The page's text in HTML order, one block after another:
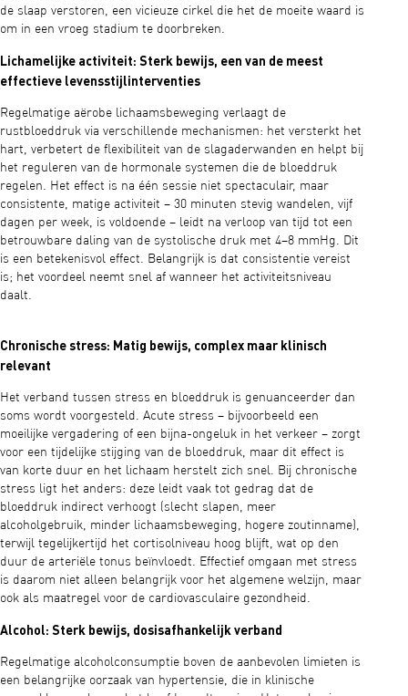
de slaap verstoren, een vicieuze cirkel die het de moeite waard is
om in een vroeg stadium te doorbreken.
Lichamelijke activiteit: Sterk bewijs, een van de meest
effectieve levensstijlinterventies
Regelmatige aërobe lichaamsbeweging verlaagt de
rustbloeddruk via verschillende mechanismen: het versterkt het
hart, verbetert de flexibiliteit van de slagaderwanden en helpt bij
het reguleren van de hormonale systemen die de bloeddruk
regelen. Het effect is na één sessie niet spectaculair, maar
consistente, matige activiteit – 30 minuten stevig wandelen, vijf
dagen per week, is voldoende – leidt na verloop van tijd tot een
betrouwbare daling van de systolische druk met 4–8 mmHg. Dit
is een betekenisvol effect. Belangrijk is dat consistentie vereist
is; het voordeel neemt snel af wanneer het activiteitsniveau
daalt.
Chronische stress: Matig bewijs, complex maar klinisch
relevant
Het verband tussen stress en bloeddruk is genuanceerder dan
soms wordt voorgesteld. Acute stress – bijvoorbeeld een
moeilijke vergadering of een bijna-ongeluk in het verkeer – zorgt
voor een tijdelijke stijging van de bloeddruk, maar dit effect is
van korte duur en het lichaam herstelt zich snel. Bij chronische
stress ligt het anders: deze leidt vaak tot gedrag dat de
bloeddruk indirect verhoogt (slecht slapen, meer
alcoholgebruik, minder lichaamsbeweging, hogere zoutinname),
terwijl tegelijkertijd het cortisolniveau hoog blijft, wat op den
duur de arteriële tonus beïnvloedt. Effectief omgaan met stress
is daarom niet alleen belangrijk voor het algemene welzijn, maar
ook als maatregel voor de cardiovasculaire gezondheid.
Alcohol: Sterk bewijs, dosisafhankelijk verband
Regelmatige alcoholconsumptie boven de aanbevolen limieten is
een belangrijke oorzaak van hypertensie, die in klinische